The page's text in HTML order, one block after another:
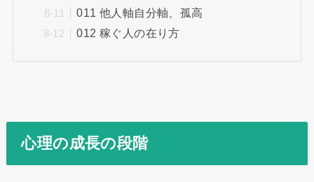
011 他人軸自分軸、孤高
012 稼ぐ人の在り方
心理の成長の段階